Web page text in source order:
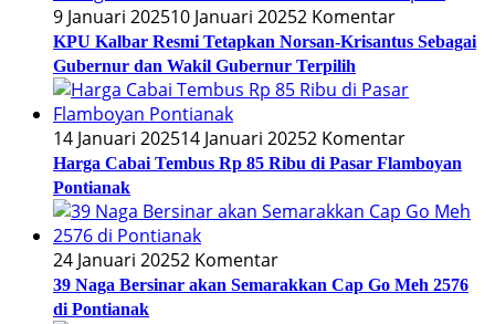
9 Januari 202510 Januari 20252 Komentar
KPU Kalbar Resmi Tetapkan Norsan-Krisantus Sebagai
Gubernur dan Wakil Gubernur Terpilih
14 Januari 202514 Januari 20252 Komentar
Harga Cabai Tembus Rp 85 Ribu di Pasar Flamboyan
Pontianak
24 Januari 20252 Komentar
39 Naga Bersinar akan Semarakkan Cap Go Meh 2576
di Pontianak